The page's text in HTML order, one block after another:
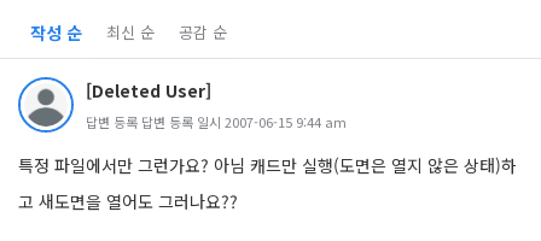
작성 순 최신 순 공감 순
[Deleted User]
답변 등록 답변 등록 일시 2007-06-15 9:44 am
특정 파일에서만 그런가요? 아님 캐드만 실행(도면은 열지 않은 상태)하
고 새도면을 열어도 그러나요??